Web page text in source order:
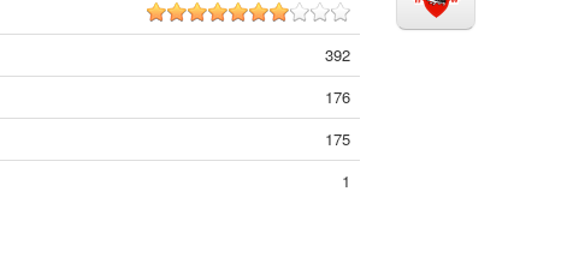
7.3
392
176
175
1